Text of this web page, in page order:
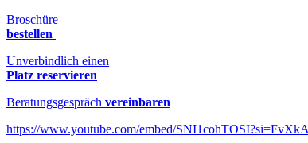
Broschüre
bestellen
Unverbindlich einen
Platz reservieren
Beratungsgespräch vereinbaren
https://www.youtube.com/embed/